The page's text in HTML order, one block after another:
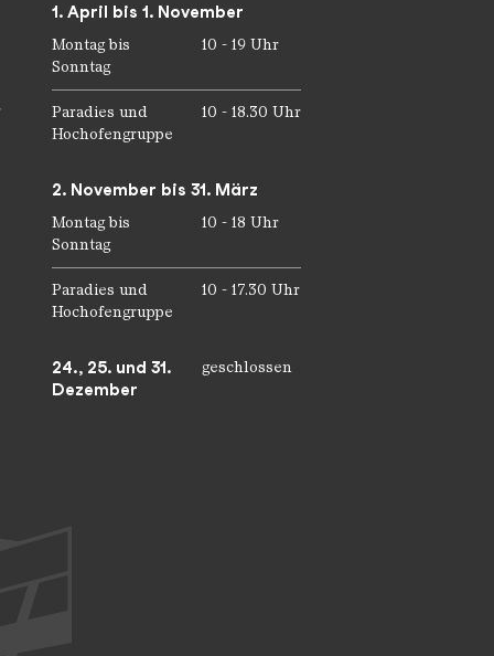
1. April bis 1. November
Montag bis
Sonntag
10 - 19 Uhr
Paradies und
Hochofengruppe
10 - 18.30 Uhr
2. November bis 31. März
Montag bis
Sonntag
10 - 18 Uhr
Paradies und
Hochofengruppe
10 - 17.30 Uhr
24., 25. und 31.
Dezember
geschlossen